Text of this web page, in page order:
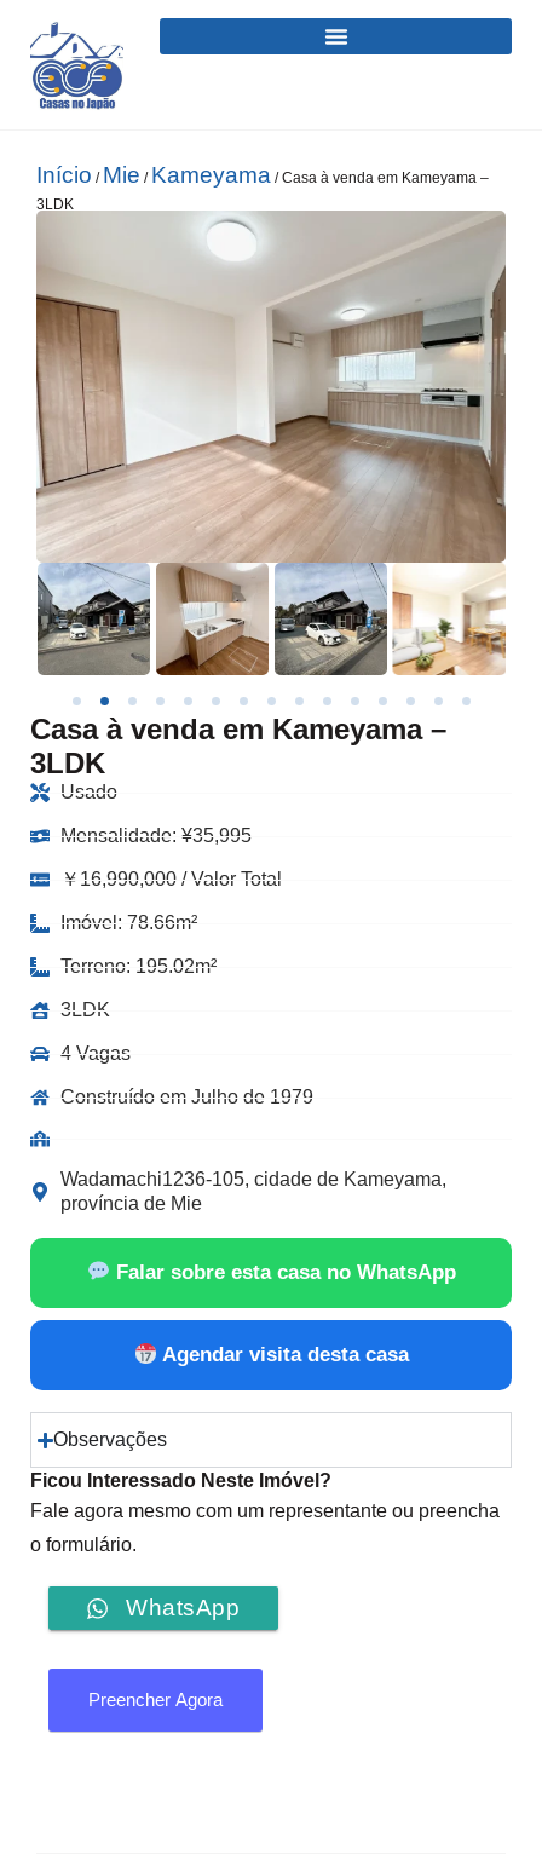
Início / Mie / Kameyama / Casa à venda em Kameyama –
3LDK
Casa à venda em Kameyama –
3LDK
Usado
Mensalidade: ¥35,995
￥16,990,000 / Valor Total
Imóvel: 78.66m²
Terreno: 195.02m²
3LDK
4 Vagas
Construído em Julho de 1979
Wadamachi1236-105, cidade de Kameyama,
província de Mie
Falar sobre esta casa no WhatsApp
Agendar visita desta casa
Observações
Ficou Interessado Neste Imóvel?
Fale agora mesmo com um representante ou preencha
o formulário.
WhatsApp
Preencher Agora